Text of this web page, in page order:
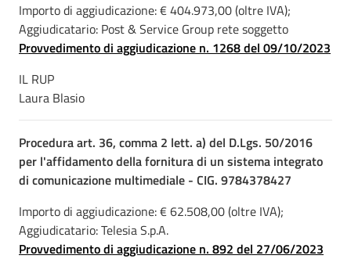
Importo di aggiudicazione: € 404.973,00 (oltre IVA);
Aggiudicatario: Post & Service Group rete soggetto
Provvedimento di aggiudicazione n. 1268 del 09/10/2023
IL RUP
Laura Blasio
Procedura art. 36, comma 2 lett. a) del D.Lgs. 50/2016
per l'affidamento della fornitura di un sistema integrato
di comunicazione multimediale - CIG. 9784378427
Importo di aggiudicazione: € 62.508,00 (oltre IVA);
Aggiudicatario: Telesia S.p.A.
Provvedimento di aggiudicazione n. 892 del 27/06/2023